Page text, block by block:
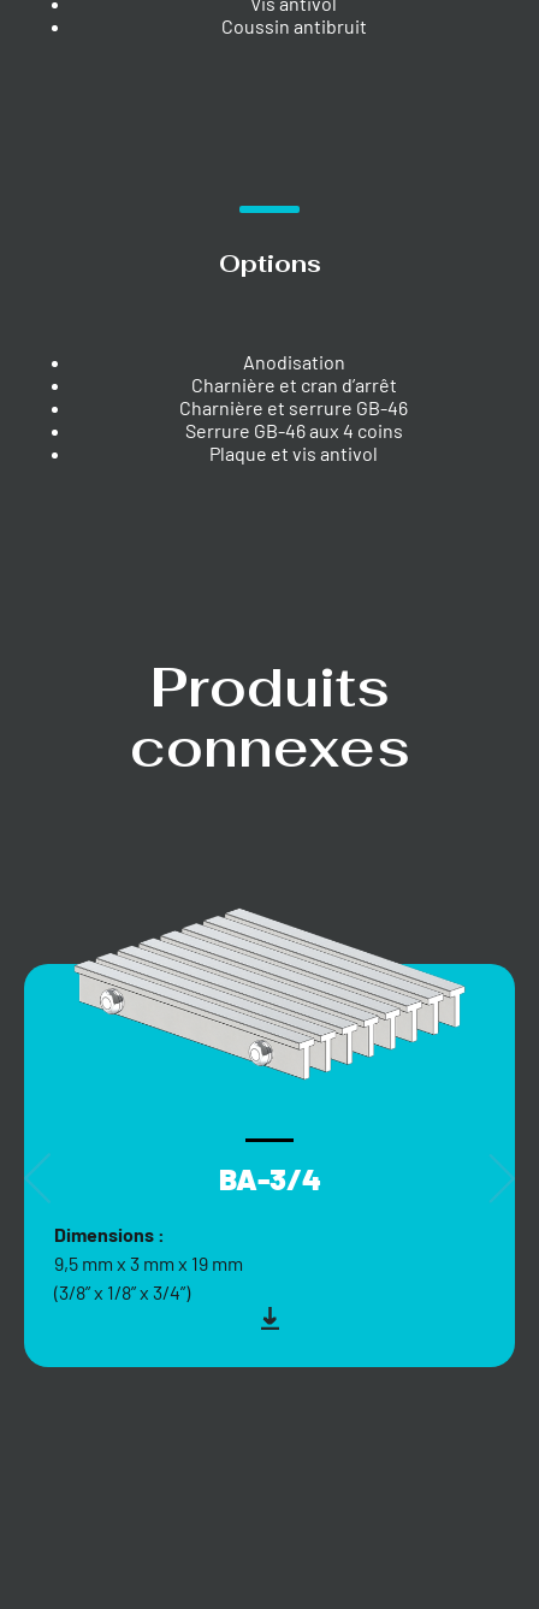
Coussin antibruit
Options
Anodisation
Charnière et cran d’arrêt
Charnière et serrure GB-46
Serrure GB-46 aux 4 coins
Plaque et vis antivol
Produits
connexes
BA-3/4
Dimensions :
9,5 mm x 3 mm x 19 mm
(3/8” x 1/8” x 3/4”)